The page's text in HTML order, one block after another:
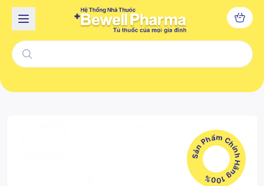
Sản Phẩm Chính Hãng 100%